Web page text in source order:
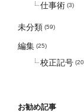
仕事術 (3)
未分類 (59)
編集 (25)
校正記号
お勧め記事